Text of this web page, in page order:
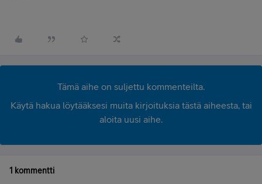
Tämä aihe on suljettu kommenteilta.
Käytä hakua löytääksesi muita kirjoituksia tästä aiheesta, tai
aloita uusi aihe.
1 kommentti